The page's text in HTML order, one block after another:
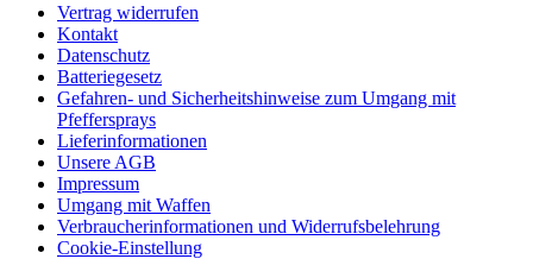
Vertrag widerrufen
Kontakt
Datenschutz
Batteriegesetz
Gefahren- und Sicherheitshinweise zum Umgang mit
Pfeffersprays
Lieferinformationen
Unsere AGB
Impressum
Umgang mit Waffen
Verbraucherinformationen und Widerrufsbelehrung
Cookie-Einstellung